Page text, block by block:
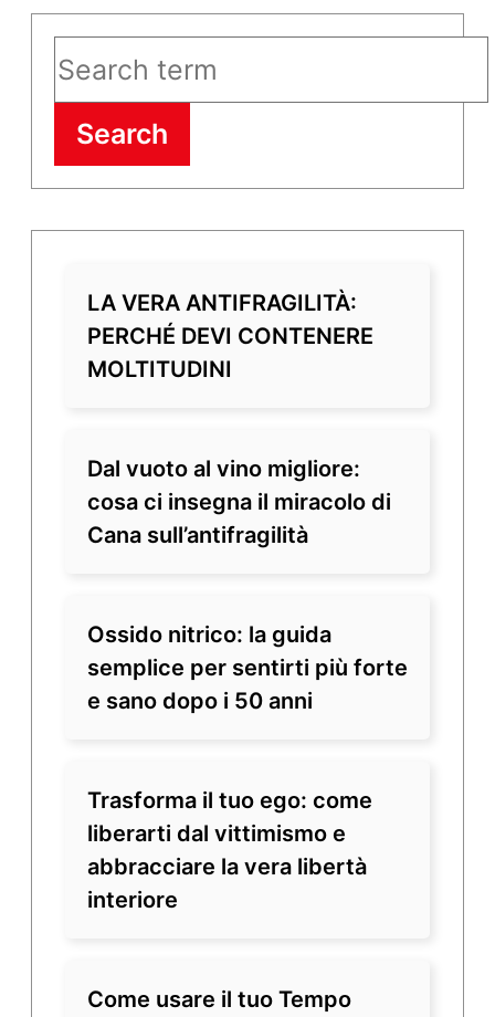
Search
LA VERA ANTIFRAGILITÀ:
PERCHÉ DEVI CONTENERE
MOLTITUDINI
Dal vuoto al vino migliore:
cosa ci insegna il miracolo di
Cana sull’antifragilità
Ossido nitrico: la guida
semplice per sentirti più forte
e sano dopo i 50 anni
Trasforma il tuo ego: come
liberarti dal vittimismo e
abbracciare la vera libertà
interiore
Come usare il tuo Tempo